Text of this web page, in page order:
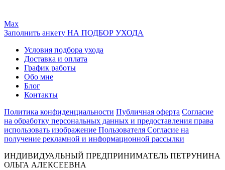
Max
Заполнить анкету НА ПОДБОР УХОДА
Условия подбора ухода
Доставка и оплата
График работы
Обо мне
Блог
Контакты
Политика конфиденциальности Публичная оферта Согласие
на обработку персональных данных и предоставления права
использовать изображение Пользователя Согласие на
получение рекламной и информационной рассылки
ИНДИВИДУАЛЬНЫЙ ПРЕДПРИНИМАТЕЛЬ ПЕТРУНИНА
ОЛЬГА АЛЕКСЕЕВНА